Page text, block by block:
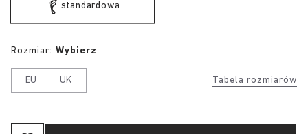
standardowa
Tabela rozmiarów
Rozmiar: Wybierz
EU UK